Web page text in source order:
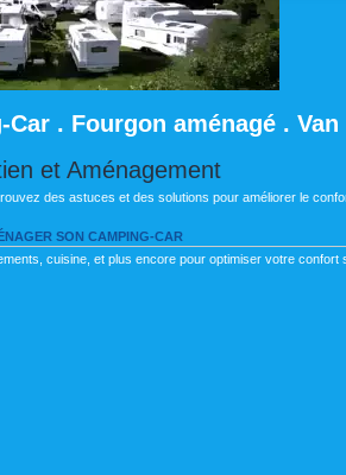
. Fourgon aménagé . Van
et Aménagement
des astuces et des solutions pour améliorer le
SON CAMPING-CAR
cuisine, et plus encore pour optimiser votre confort